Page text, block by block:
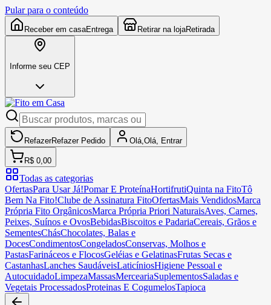
Pular para o conteúdo
Receber em casaEntrega Retirar na lojaRetirada
Informe seu CEP
RefazerRefazer Pedido Olá, Olá, Entrar
R$ 0,00
Todas as categorias
OfertasPara Usar Já!Pomar E ProteínaHortifrutiQuinta na FitoTô
Bem Na Fito!Clube de Assinatura FitoOfertasMais VendidosMarca
Própria Fito OrgânicosMarca Própria Priori NaturaisAves, Carnes,
Peixes, Suínos e OvosBebidasBiscoitos e PadariaCereais, Grãos e
SementesChásChocolates, Balas e
DocesCondimentosCongeladosConservas, Molhos e
PastasFarináceos e FlocosGeléias e GelatinasFrutas Secas e
CastanhasLanches SaudáveisLaticíniosHigiene Pessoal e
AutocuidadoLimpezaMassasMerceariaSuplementosSaladas e
Vegetais ProcessadosProteinas E CogumelosTapioca